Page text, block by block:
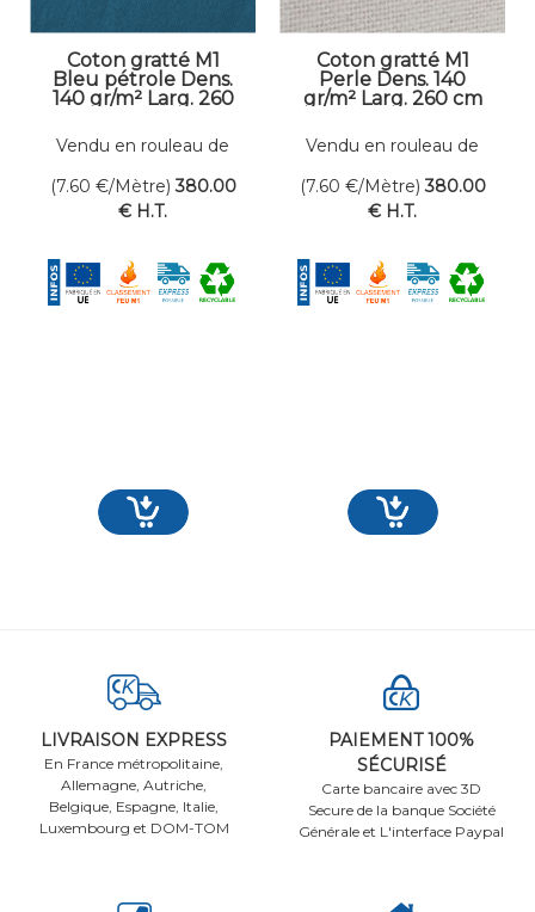
Coton gratté M1
Bleu pétrole Dens.
140 gr/m² Larg. 260
Vendu en rouleau de
(7.60 €/Mètre) 380.00
€ H.T.
Coton gratté M1
Perle Dens. 140
gr/m² Larg. 260 cm
Vendu en rouleau de
(7.60 €/Mètre) 380.00
€ H.T.
LIVRAISON EXPRESS
En France métropolitaine,
Allemagne, Autriche,
Belgique, Espagne, Italie,
Luxembourg et DOM-TOM
PAIEMENT 100%
SÉCURISÉ
Carte bancaire avec 3D
Secure de la banque Société
Générale et L'interface Paypal